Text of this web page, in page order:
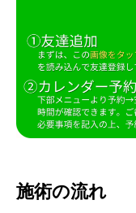
施術の流れ